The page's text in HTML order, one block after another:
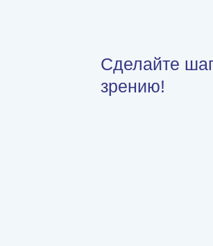
Сделайте
зрению!